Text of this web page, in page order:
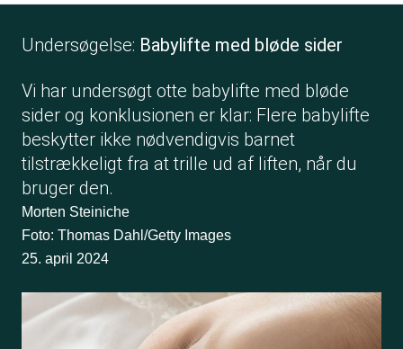
Undersøgelse: Babylifte med bløde sider
Vi har undersøgt otte babylifte med bløde
sider og konklusionen er klar: Flere babylifte
beskytter ikke nødvendigvis barnet
tilstrækkeligt fra at trille ud af liften, når du
bruger den.
Morten Steiniche
Foto: Thomas Dahl/Getty Images
25. april 2024